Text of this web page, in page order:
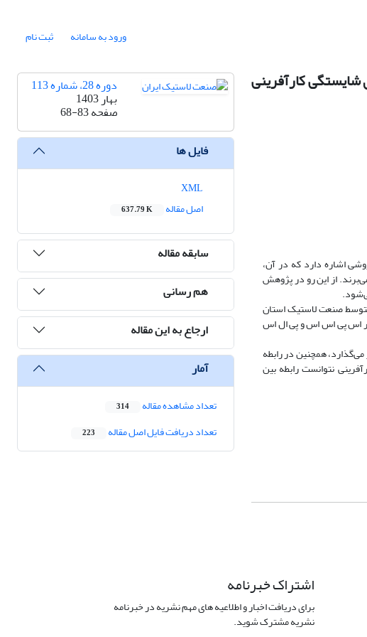
ورود به سامانه ثبت نام
شایستگی کارآفرینی
اشاره دارد که در آن،
از این رو در پژوهش
صنعت لاستیک استان
با نرم افزار اس پی اس اس و پی ال اس
همچنین در رابطه
نتوانست رابطه بین
دوره 28، شماره 113
بهار 1403
صفحه68-83
فایل ها
اصل مقاله
637.79 K
سابقه مقاله
هم رسانی
ارجاع به این مقاله
آمار
تعداد مشاهده مقاله 314
تعداد دریافت فایل اصل مقاله 223
اشتراک خبرنامه
برای دریافت اخبار و اطلاعیه های مهم نشریه در خبرنامه
نشریه مشترک شوید.